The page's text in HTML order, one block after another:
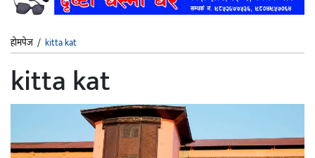
होमपेज / kitta kat
kitta kat